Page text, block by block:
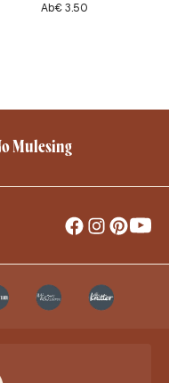
Ab€3.50
Mulesing